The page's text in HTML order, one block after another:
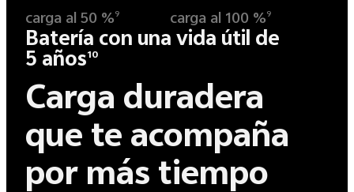
carga al 50 % 9 carga al 100 % 9
Batería con una vida útil de
5 años10
Carga duradera
que te acompaña
por más tiempo